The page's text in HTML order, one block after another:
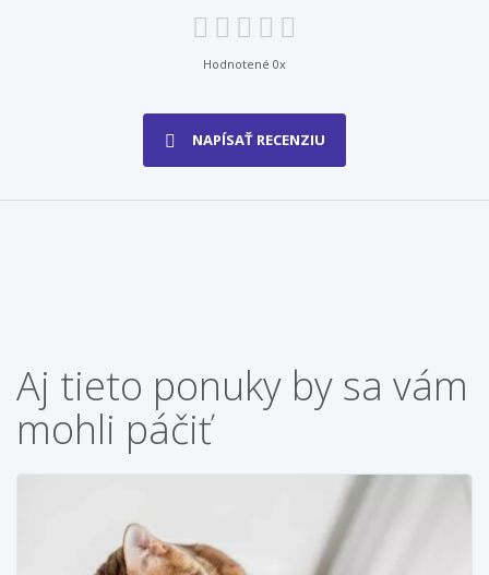
Hodnotené 0x
NAPÍSAŤ RECENZIU
Aj tieto ponuky by sa vám
mohli páčiť